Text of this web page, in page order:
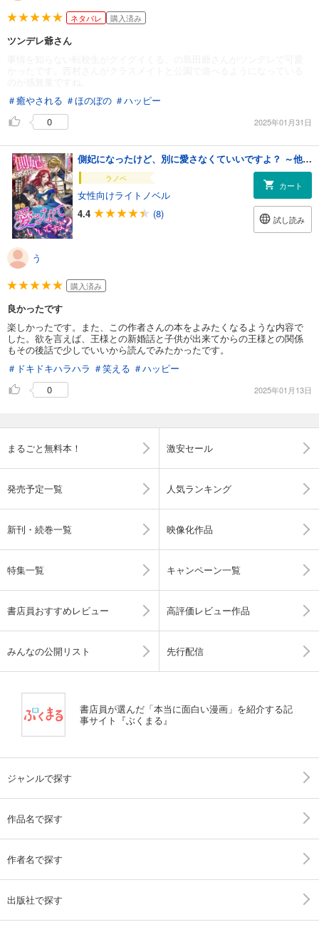
ネタバレ 購入済み
ツンデレ爺さん
＃癒やされる ＃ほのぼの ＃ハッピー
0
2025年01月31日
側妃になったけど、別に愛さなくていいですよ？ ～他力本願な妃はぐーたらライフを送りたい～
ラノベ
女性向けライトノベル
4.4
(8)
カート
試し読み
う
購入済み
良かったです
楽しかったです。また、この作者さんの本をよみたくなるような内容で
した。欲を言えば、王様との新婚話と子供が出来てからの王様との関係
もその後話で少しでいいから読んでみたかったです。
＃ドキドキハラハラ ＃笑える ＃ハッピー
0
2025年01月13日
まるごと無料本！ 激安セール
発売予定一覧 人気ランキング
新刊・続巻一覧 映像化作品
特集一覧 キャンペーン一覧
書店員おすすめレビュー 高評価レビュー作品
みんなの公開リスト 先行配信
書店員が選んだ「本当に面白い漫画」を紹介する記
事サイト『ぶくまる』
ジャンルで探す
作品名で探す
作者名で探す
出版社で探す